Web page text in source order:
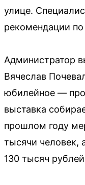
улице.
рекомендации
Администратор
Вячеслав
юбилейное —
выставка
прошлом году
тысячи человек,
130 тысяч